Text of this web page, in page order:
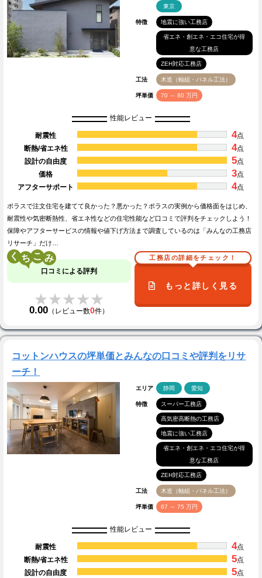
東京
特徴 地震に強い工務店
省エネ・創エネ・エコ住宅が得
意な工務店
ZEH対応工務店
工法 木造（軸組・パネル工法）
坪単価 70 ～ 80 万円
性能レビュー
耐震性 4点
断熱/省エネ性
4点
設計の自由度
5点
価格
3点
アフターサポート
4点
ポラスで注文住宅を建てて良かった？悪かった？ポラスの実例から価格面をはじめ、
耐震性や気密断熱性、省エネ性などの住宅性能など口コミで評判をチェックしよう！
保障やアフターサービスの情報や値下げ方法まで調査しているのは「みんなの工務店
リサーチ」だけ…
く こ
口コミによる評判
★★★★★
★★★★★
0.00 （レビュー数0件）
工務店の詳細をチェック！
もっと詳しく見る
コットンハウスの坪単価とみんなの口コミや評判をリサ
ーチ！
エリア 静岡 愛知
特徴 スーパー工務店
高気密高断熱の工務店
地震に強い工務店
省エネ・創エネ・エコ住宅が得
意な工務店
ZEH対応工務店
工法 木造（軸組・パネル工法）
坪単価 67 ～ 75 万円
性能レビュー
耐震性 4点
断熱/省エネ性
5点
設計の自由度
5点